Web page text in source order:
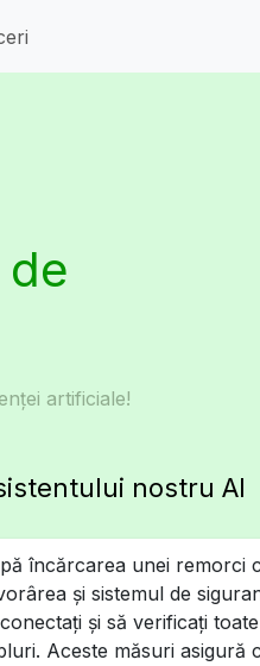
artificiale!
nostru AI
încărcarea unei remorci
și sistemul de
și să verificați
Aceste măsuri asigură